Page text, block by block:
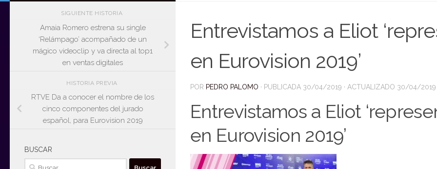
Entrevistamos a Eliot
en Eurovision 2019’
POR PEDRO PALOMO · PUBLICADA 30/04/2019 · ACTUALIZADO 30/04/2019
Entrevistamos a Eliot
en Eurovision 2019’
SIGUIENTE HISTORIA
Amaia Romero estrena su single
‘Relámpago’ acompañado de un
mágico videoclip y va directa al top1
en ventas digitales
HISTORIA PREVIA
RTVE Da a conocer el nombre de los
cinco componentes del jurado
español, para Eurovision 2019
BUSCAR
Buscar: